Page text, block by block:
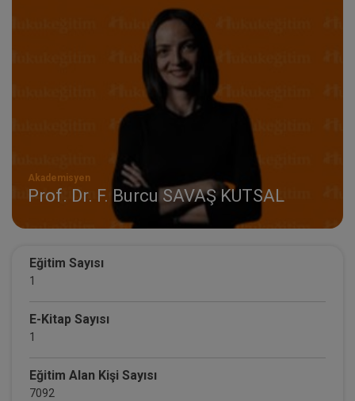
Akademisyen
Prof. Dr. F. Burcu SAVAŞ KUTSAL
Eğitim Sayısı
1
E-Kitap Sayısı
1
Eğitim Alan Kişi Sayısı
7092